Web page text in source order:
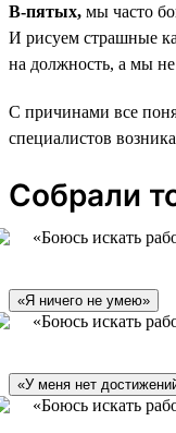
В-пятых, мы часто
И рисуем страшные
на должность, а мы
С причинами все
специалистов
Собрали
«Я ничего не умею»
«У меня нет